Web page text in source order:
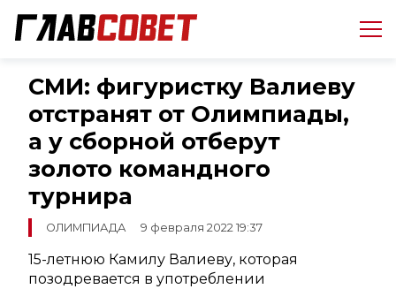
СМИ: фигуристку Валиеву
отстранят от Олимпиады,
а у сборной отберут
золото командного
турнира
ОЛИМПИАДА 9 февраля 2022 19:37
15-летнюю Камилу Валиеву, которая
позодревается в употреблении